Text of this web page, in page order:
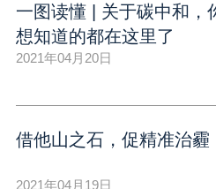
一图读懂 | 关于碳中和，
想知道的都在这里了
2021年04月20日
借他山之石，促精准治霾
2021年04月19日